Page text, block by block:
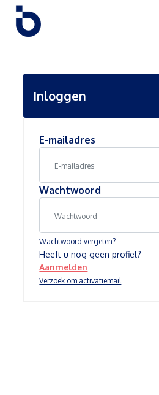
Inloggen
E-mailadres
Wachtwoord
Wachtwoord vergeten?
Verzoek om activatiemail
Heeft u nog geen profiel?
Aanmelden